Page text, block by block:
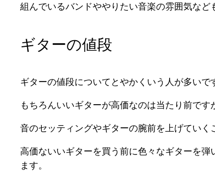
組んでいるバンドややりたい音楽の雰囲気など
ギターの値段
ギターの値段についてとやかくいう人が多いで
もちろんいいギターが高価なのは当たり前で
音のセッティングやギターの腕前を上げていく
高価ないいギターを買う前に色々なギターを
ます。